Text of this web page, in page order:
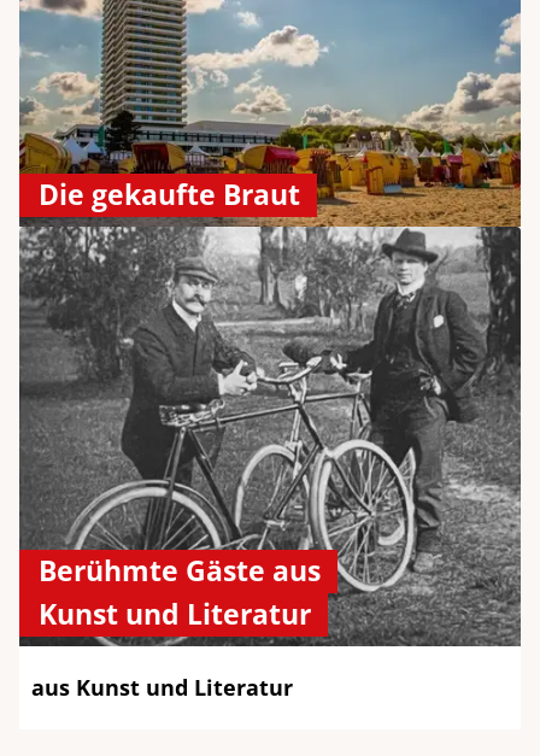
Die gekaufte Braut
Berühmte Gäste aus
Kunst und Literatur
aus Kunst und Literatur